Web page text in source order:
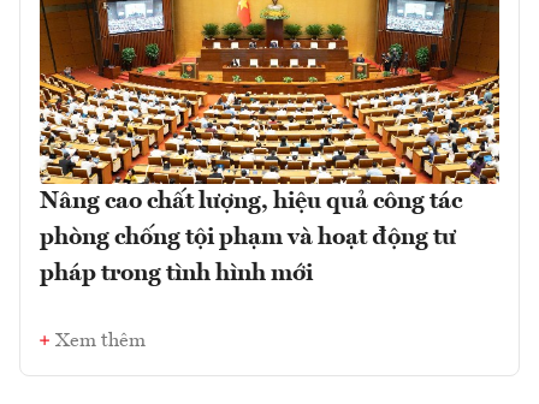
Nâng cao chất lượng, hiệu quả công tác
phòng chống tội phạm và hoạt động tư
pháp trong tình hình mới
Xem thêm